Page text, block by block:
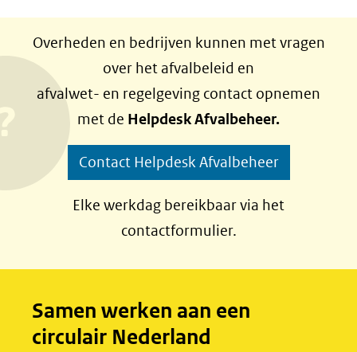
S
l
e
n
o
p
F
a
b
o
k
l
e
n
o
p
L
n
e
I
n
Overheden en bedrijven kunnen met vragen
over het afvalbeleid en
afvalwet- en regelgeving contact opnemen
met de Helpdesk Afvalbeheer.
Contact Helpdesk Afvalbeheer
Elke werkdag bereikbaar via het
contactformulier.
Samen werken aan een
circulair Nederland